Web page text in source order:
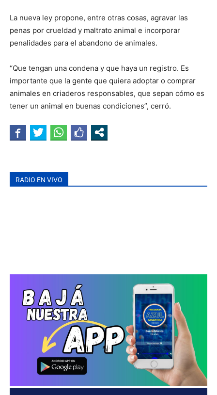
La nueva ley propone, entre otras cosas, agravar las
penas por crueldad y maltrato animal e incorporar
penalidades para el abandono de animales.
“Que tengan una condena y que haya un registro. Es
importante que la gente que quiera adoptar o comprar
animales en criaderos responsables, que sepan cómo es
tener un animal en buenas condiciones”, cerró.
RADIO EN VIVO